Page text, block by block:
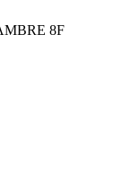
8F